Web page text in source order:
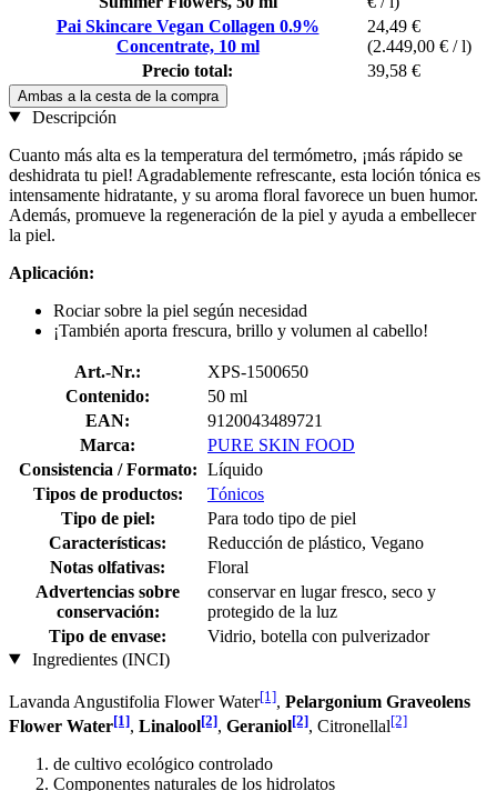
Pai Skincare Vegan Collagen 0.9%
Concentrate, 10 ml
24,49 €
(2.449,00 € / l)
Precio total:
39,58 €
Ambas a la cesta de la compra
Descripción
Cuanto más alta es la temperatura del termómetro, ¡más rápido se
deshidrata tu piel! Agradablemente refrescante, esta loción tónica es
intensamente hidratante, y su aroma floral favorece un buen humor.
Además, promueve la regeneración de la piel y ayuda a embellecer
la piel.
Aplicación:
Rociar sobre la piel según necesidad
¡También aporta frescura, brillo y volumen al cabello!
Art.-Nr.:
XPS-1500650
Contenido:
50 ml
EAN:
9120043489721
Marca:
PURE SKIN FOOD
Consistencia / Formato: Líquido
Tipos de productos:
Tónicos
Tipo de piel:
Para todo tipo de piel
Características:
Reducción de plástico, Vegano
Notas olfativas:
Floral
Advertencias sobre
conservación:
conservar en lugar fresco, seco y
protegido de la luz
Tipo de envase:
Vidrio, botella con pulverizador
Ingredientes (INCI)
Lavanda Angustifolia Flower Water[1], Pelargonium Graveolens
Flower Water[1], Linalool[2], Geraniol[2], Citronellal[2]
de cultivo ecológico controlado
Componentes naturales de los hidrolatos